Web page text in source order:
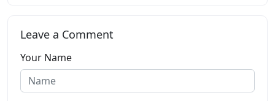
Leave a Comment
Your Name